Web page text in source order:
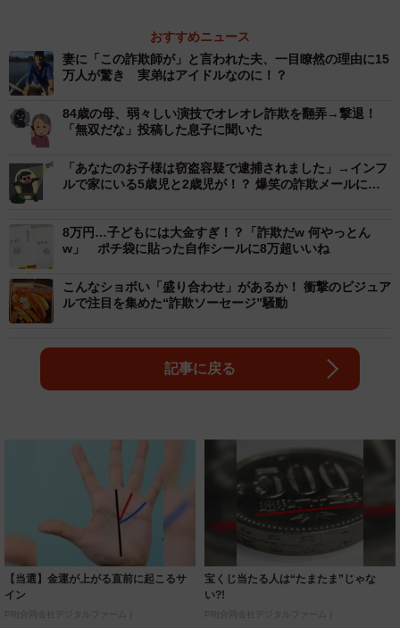
おすすめニュース
妻に「この詐欺師が」と言われた夫、一目瞭然の理由に15
万人が驚き 実弟はアイドルなのに！？
84歳の母、弱々しい演技でオレオレ詐欺を翻弄→撃退！
「無双だな」投稿した息子に聞いた
「あなたのお子様は窃盗容疑で逮捕されました」→インフ
ルで家にいる5歳児と2歳児が！？ 爆笑の詐欺メールに
8万円…子どもには大金すぎ！？「詐欺だw 何やっとん
w」 ポチ袋に貼った自作シールに8万超いいね
こんなショボい「盛り合わせ」があるか！ 衝撃のビジュア
ルで注目を集めた“詐欺ソーセージ”騒動
記事に戻る
【当選】金運が上がる直前に起こるサ
イン
PR(合同会社デジタルファーム )
宝くじ当たる人は“たまたま”じゃな
い?!
PR(合同会社デジタルファーム )